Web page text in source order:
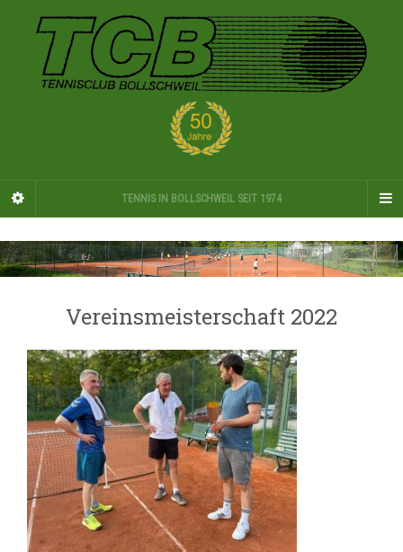
TENNIS IN BOLLSCHWEIL SEIT 1974
Vereinsmeisterschaft 2022